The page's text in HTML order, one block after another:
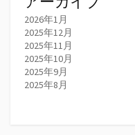
2026年1月
2025年12月
2025年11月
2025年10月
2025年9月
2025年8月